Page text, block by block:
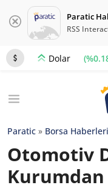
Paratic
RSS
Dolar
Paratic » Borsa Haberleri
Otomotiv